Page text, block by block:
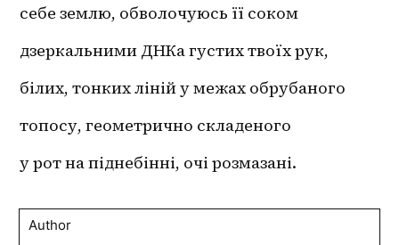
себе землю, обволочуюсь її соком
дзеркальними ДНКа густих твоїх рук,
білих, тонких ліній у межах обрубаного
топосу, геометрично складеного
у рот на піднебінні, очі розмазані.
Author